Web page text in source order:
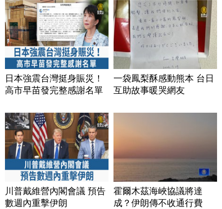
日本強震台灣挺身賑災！
高市早苗發完整感謝名單
一袋鳳梨酥感動熊本 台日
互助故事暖哭網友
川普戴維營內閣會議 預告
數週內重擊伊朗
霍爾木茲海峽協議將達
成？伊朗傳不收通行費